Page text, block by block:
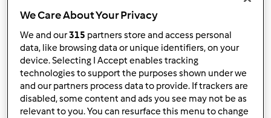
Obserwuj Block
tilia122
We Care About Your Privacy
We and our315 partners store and access personal
data, like browsing data or unique identifiers, on your
device. Selecting I Accept enables tracking
technologies to support the purposes shown under we
and our partners process data to provide. If trackers are
disabled, some content and ads you see may not be as
relevant to you. You can resurface this menu to change